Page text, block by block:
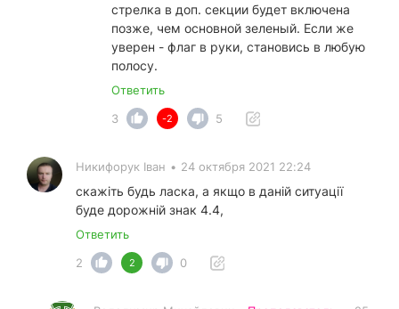
стрелка в доп. секции будет включена
позже, чем основной зеленый. Если же
уверен - флаг в руки, становись в любую
полосу.
Ответить
3
-2 5
Никифорук Іван • 24 октября 2021 22:24
скажіть будь ласка, а якщо в даній ситуації
буде дорожній знак 4.4,
Ответить
2
2 0